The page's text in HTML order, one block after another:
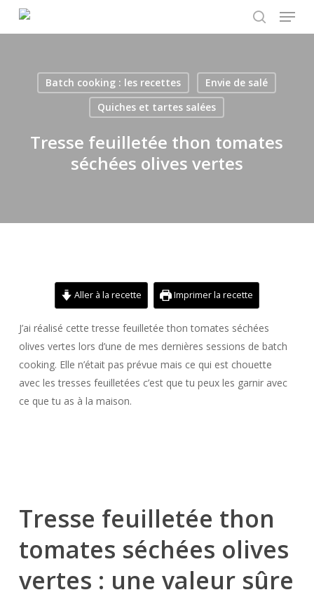
search
Menu
Batch cooking : les recettes
Envie de salé
Quiches et tartes salées
Tresse feuilletée thon tomates
séchées olives vertes
Aller à la recette Imprimer la recette
J’ai réalisé cette tresse feuilletée thon tomates séchées
olives vertes lors d’une de mes dernières sessions de batch
cooking. Elle n’était pas prévue mais ce qui est chouette
avec les tresses feuilletées c’est que tu peux les garnir avec
ce que tu as à la maison.
Tresse feuilletée thon
tomates séchées olives
vertes : une valeur sûre